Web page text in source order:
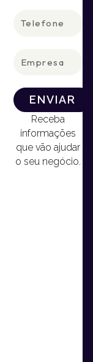
ENVIAR
Receba
informações
que vão ajudar
o seu negócio.